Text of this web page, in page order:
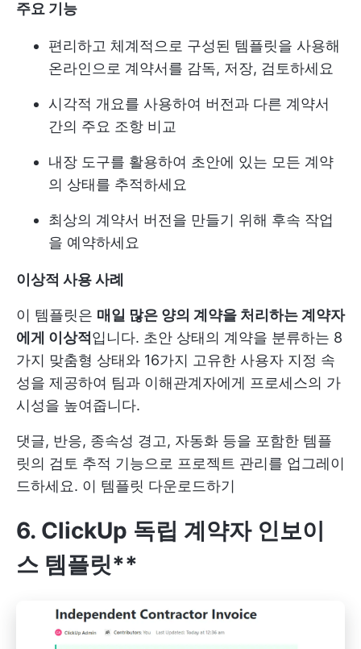
주요 기능
편리하고 체계적으로 구성된 템플릿을 사용해
온라인으로 계약서를 감독, 저장, 검토하세요
시각적 개요를 사용하여 버전과 다른 계약서
간의 주요 조항 비교
내장 도구를 활용하여 초안에 있는 모든 계약
의 상태를 추적하세요
최상의 계약서 버전을 만들기 위해 후속 작업
을 예약하세요
이상적 사용 사례
이 템플릿은 매일 많은 양의 계약을 처리하는 계약자
에게 이상적 입니다. 초안 상태의 계약을 분류하는 8
가지 맞춤형 상태와 16가지 고유한 사용자 지정 속
성을 제공하여 팀과 이해관계자에게 프로세스의 가
시성을 높여줍니다.
댓글, 반응, 종속성 경고, 자동화 등을 포함한 템플
릿의 검토 추적 기능으로 프로젝트 관리를 업그레이
드하세요. 이 템플릿 다운로드하기
6. ClickUp 독립 계약자 인보이
스 템플릿**